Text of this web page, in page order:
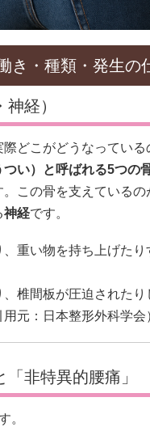
き・種類・発生の
経）
どこがどうなってい
い）
と呼ばれる5つの
。この骨を支えている
神経です。
重い物を持ち上げた
椎間板が圧迫された
元： 日本整形外科学会
非特異的腰痛」
。